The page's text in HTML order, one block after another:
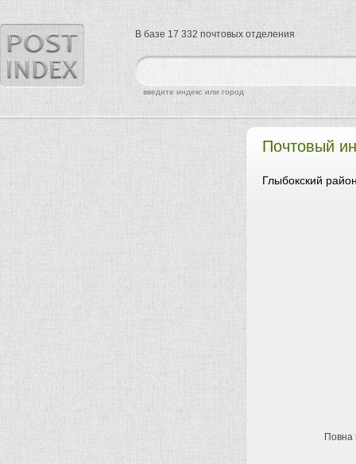
Почтовый
Глыбокский
Повна
найти
введите индекс или город
В базе 17 332 почтовых отделения